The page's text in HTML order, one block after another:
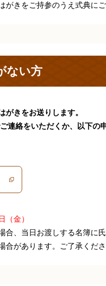
きをご持参のうえ式典にご
ない方
がきをお送りします。
連絡をいただくか、以下の
（金）
、当日お渡しする名簿に氏
があります。ご了承くださ